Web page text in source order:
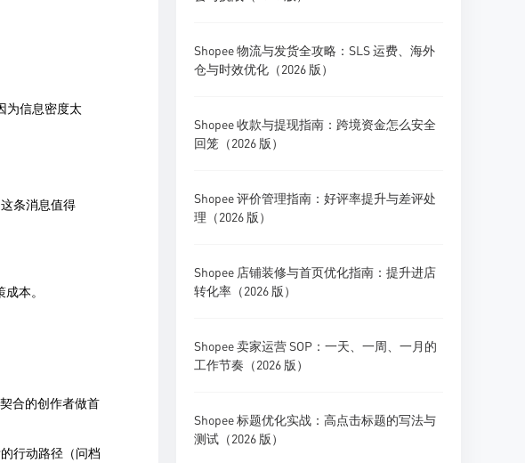
Shopee 物流与发货全攻略：SLS 运费、海外
仓与时效优化（2026 版）
Shopee 收款与提现指南：跨境资金怎么安全
回笼（2026 版）
Shopee 评价管理指南：好评率提升与差评处
理（2026 版）
Shopee 店铺装修与首页优化指南：提升进店
转化率（2026 版）
Shopee 卖家运营 SOP：一天、一周、一月的
工作节奏（2026 版）
Shopee 标题优化实战：高点击标题的写法与
测试（2026 版）